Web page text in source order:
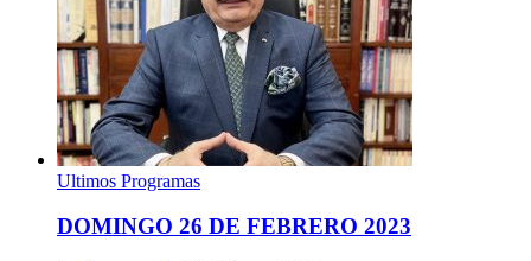
Ultimos Programas
DOMINGO 26 DE FEBRERO 2023